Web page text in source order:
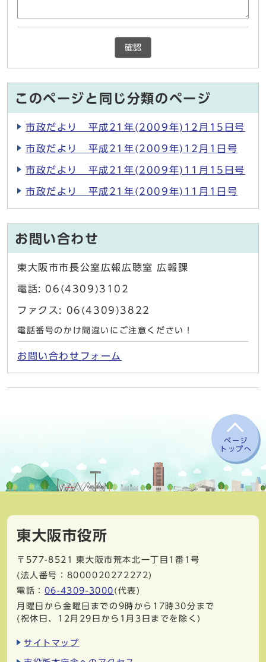
確認
このページと同じ分類のページ
市政だより 平成21年(2009年)12月15日号
市政だより 平成21年(2009年)12月1日号
市政だより 平成21年(2009年)11月15日号
市政だより 平成21年(2009年)11月1日号
お問い合わせ
東大阪市市長公室広報広聴室 広報課
電話: 06(4309)3102
ファクス: 06(4309)3822
電話番号のかけ間違いにご注意ください！
お問い合わせフォーム
ページ
トップへ
東大阪市役所
〒577-8521
東大阪市荒本北一丁目1番1号
(法人番号：8000020272272)
電話： 06-4309-3000 (代表)
月曜日から金曜日までの9時から17時30分まで
(祝休日、12月29日から1月3日までを除く)
サイトマップ